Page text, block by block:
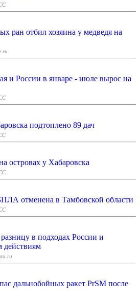
ран отбил хозяина у медведя на
и России в январе - июле вырос на
подтоплено 89 дач
островах у Хабаровска
отменена в Тамбовской области
в подходах России и
действиям
дальнобойных ракет PrSM после